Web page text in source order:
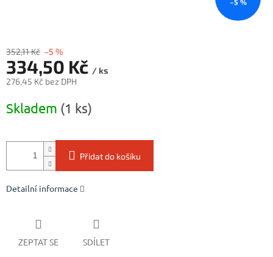
352,11 Kč –5 %
334,50 Kč / ks
276,45 Kč bez DPH
cena:
Skladem (1 ks)
Přidat do košíku
Detailní informace
ZEPTAT SE SDÍLET